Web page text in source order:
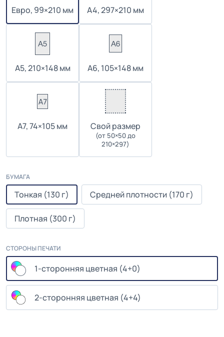
Евро, 99×210 мм А4, 297×210 мм
А5, 210×148 мм А6, 105×148 мм
А7, 74×105 мм Cвой размер
(от 50×50 до
210×297)
БУМАГА
Тонкая (130 г) Средней плотности (170 г)
Плотная (300 г)
СТОРОНЫ ПЕЧАТИ
1-сторонняя цветная (4+0)
2-сторонняя цветная (4+4)